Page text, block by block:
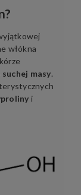
włókna
suchej masy.
i